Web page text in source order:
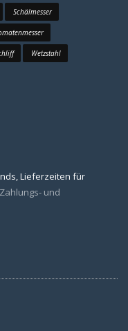
Schälmesser
Wetzstahl
Lieferzeiten für
Zahlungs- und